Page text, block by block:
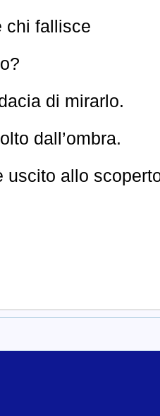
chi fallisce
di mirarlo.
dall’ombra.
uscito allo